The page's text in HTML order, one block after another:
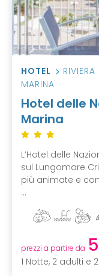
HOTEL
MARINA
Hotel delle
Marina
L’Hotel delle
sul Lungomare
più animate e
...
prezzi a partire da
1 Notte, 2 adulti e